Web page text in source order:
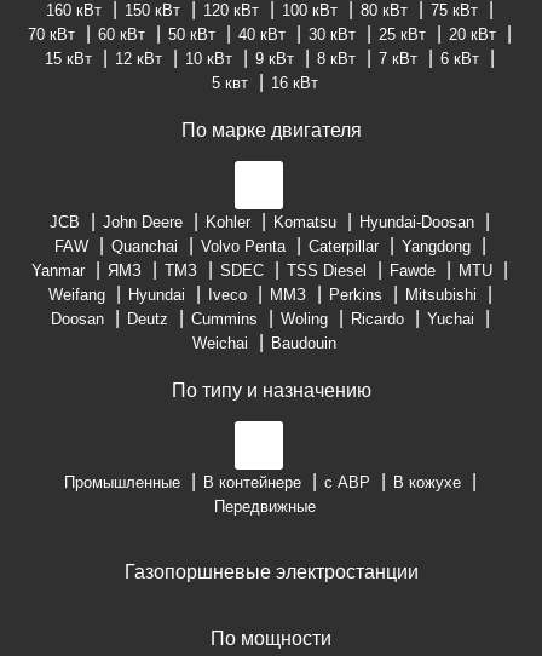
160 кВт
150 кВт 120 кВт 100 кВт 80 кВт
75 кВт
70 кВт
60 кВт 50 кВт 40 кВт 30 кВт 25 кВт
20 кВт
15 кВт
12 кВт 10 кВт 9 кВт 8 кВт 7 кВт
6 кВт
5 квт
16 кВт
По марке двигателя
JCB John Deere Kohler Komatsu
Hyundai-Doosan
FAW
Quanchai Volvo Penta Caterpillar
Yangdong
Yanmar
ЯМЗ ТМЗ SDEC TSS Diesel Fawde
MTU
Weifang
Hyundai Iveco ММЗ Perkins
Mitsubishi
Doosan
Deutz Cummins Woling Ricardo
Yuchai
Weichai
Baudouin
По типу и назначению
Промышленные В контейнере с АВР
В кожухе
Передвижные
Газопоршневые электростанции
По мощности